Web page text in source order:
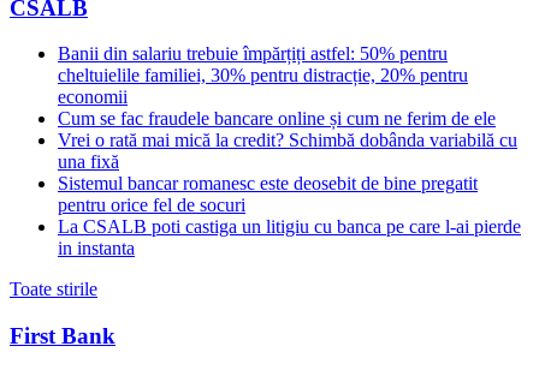
CSALB
Banii din salariu trebuie împărțiți astfel: 50% pentru
cheltuielile familiei, 30% pentru distracție, 20% pentru
economii
Cum se fac fraudele bancare online și cum ne ferim de ele
Vrei o rată mai mică la credit? Schimbă dobânda variabilă cu
una fixă
Sistemul bancar romanesc este deosebit de bine pregatit
pentru orice fel de socuri
La CSALB poti castiga un litigiu cu banca pe care l-ai pierde
in instanta
Toate stirile
First Bank